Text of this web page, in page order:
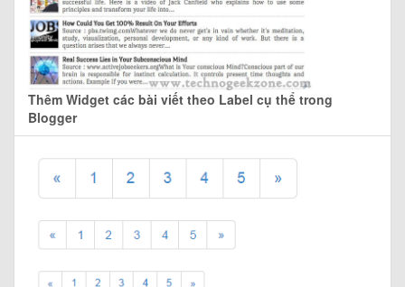
Thêm Widget các bài viết theo Label cụ thể trong
Blogger